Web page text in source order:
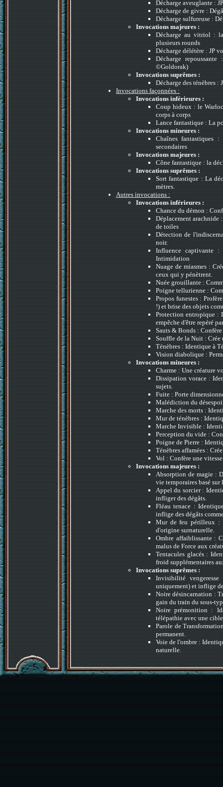
Décharge aveuglante :
Décharge de givre :
Décharge sulfureuse :
Invocations majeures :
Décharge au vitriol :
plusieurs rounds
Décharge délétère : JP
Décharge
©Goldorak)
Invocations suprêmes :
Décharge des ténèbres
Invocations façonnées :
Invocations inférieures :
Coup hideux : le
corps à corps
Lance fantastique : La
Invocations mineures :
Chaînes fantastiques
secondaires
Invocations majeures :
Cône fantastique : la
Invocations suprêmes :
Sort fantastique : La
mètres.
Autres invocations :
Invocations inférieures :
Chance du démon :
Déplacement arachnide
de toiles
Détection de
noir.
Influence captivante
Intimidation
Nuage de miasmes :
ceux qui y pénètrent.
Nuée grouillante :
Poigne tellurienne :
Propos funestes :
!) et brise des objets
Protection entropique :
empêche d'être repéré
Sauts & Bonds :
Souffle de la Nuit :
Ténèbres : Identique à
Vision diabolique :
Invocations mineures :
Charme : Une créature
Dissipation vorace :
sujets.
Fuite : Porte
Malédiction du
Marche des morts :
Mur de ténèbres :
Marche Invisible :
Perception du vide :
Poigne de Pierre :
Ténèbres affamées :
Vol : Confère une
Invocations majeures :
Absorption de magie :
vie temporaires basé
Appel du sorcier :
infliger des dégâts.
Fléau tenace :
inflige des dégâts
Mur de feu périlleux :
d'origine surnaturelle.
Ombre affaiblissante :
malus de Force aux
Tentacules glacés :
froid supplémentaires
Invocations suprêmes :
Invisibilité
uniquement) et inflige
Noire désincarnation :
gain du train du sous-
Noire prémonition :
télépathie avec une
Parole de
permanent.
Voie de l'ombre :
naturelle.